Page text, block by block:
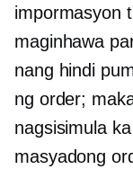
impormasyon
maginhawa
nang hindi
ng order;
nagsisimula
masyadong